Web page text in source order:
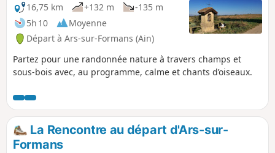
16,75 km
+132 m
-135 m
5h 10
Moyenne
Départ à Ars-sur-Formans (Ain)
Partez pour une randonnée nature à travers champs et
sous-bois avec, au programme, calme et chants d’oiseaux.
La Rencontre au départ d'Ars-sur-
Formans